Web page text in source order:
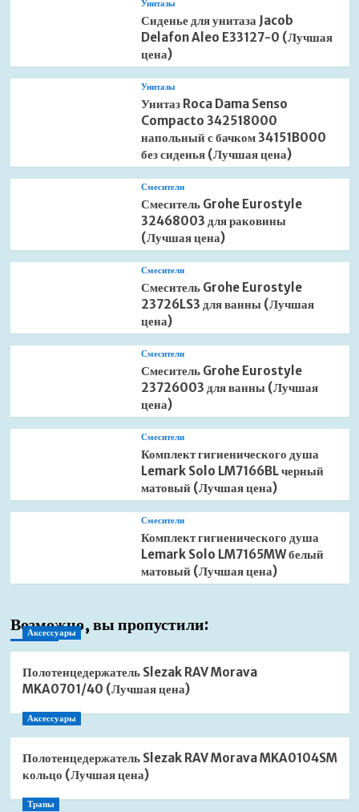
Унитазы
Сиденье для унитаза Jacob
Delafon Aleo E33127-0 (Лучшая
цена)
Унитазы
Унитаз Roca Dama Senso
Compacto 342518000
напольный с бачком 34151B000
без сиденья (Лучшая цена)
Смесители
Смеситель Grohe Eurostyle
32468003 для раковины
(Лучшая цена)
Смесители
Смеситель Grohe Eurostyle
23726LS3 для ванны (Лучшая
цена)
Смесители
Смеситель Grohe Eurostyle
23726003 для ванны (Лучшая
цена)
Смесители
Комплект гигиенического душа
Lemark Solo LM7166BL черный
матовый (Лучшая цена)
Смесители
Комплект гигиенического душа
Lemark Solo LM7165MW белый
матовый (Лучшая цена)
Возможно, вы пропустили:
Аксессуары
Полотенцедержатель Slezak RAV Morava
MKA0701/40 (Лучшая цена)
Аксессуары
Полотенцедержатель Slezak RAV Morava MKA0104SM
кольцо (Лучшая цена)
Трапы